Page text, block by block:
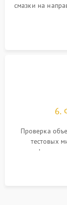
смазки на
программным
6.
Проверка
тестовых
автофокуса
диафрагмы